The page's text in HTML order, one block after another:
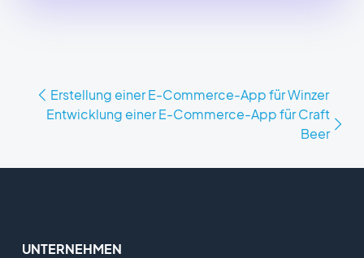
Erstellung einer E-Commerce-App für Winzer
Entwicklung einer E-Commerce-App für Craft
Beer
UNTERNEHMEN